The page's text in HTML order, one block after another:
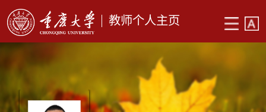
教师个人主页